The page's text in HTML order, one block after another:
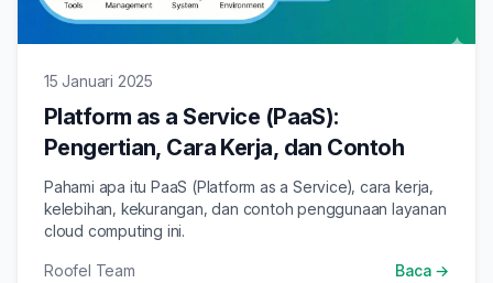
15 Januari 2025
Platform as a Service (PaaS):
Pengertian, Cara Kerja, dan Contoh
Pahami apa itu PaaS (Platform as a Service), cara kerja,
kelebihan, kekurangan, dan contoh penggunaan layanan
cloud computing ini.
Roofel Team Baca →